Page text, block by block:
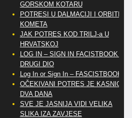
GORSKOM KOTARU
POTRESI U DALMACIJI I ORBITE
KOMETA
JAK POTRES KOD TRILJ-a U
HRVATSKOJ
LOG IN – SIGN IN FACISTBOOK –
DRUGI DIO
Log In or Sign In – FASCISTBOOK
OČEKIVANI POTRES JE KASNIO
DVA DANA
SVE JE JASNIJA VIDI VELIKA
SLIKA IZA ZAVJESE